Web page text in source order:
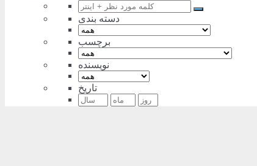
دسته بندی
برچسب
نویسنده
تاریخ